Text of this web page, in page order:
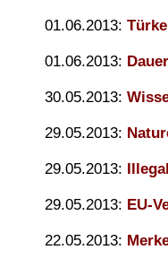
01.06.2013:
01.06.2013:
30.05.2013:
29.05.2013:
29.05.2013:
29.05.2013: EU-
22.05.2013: